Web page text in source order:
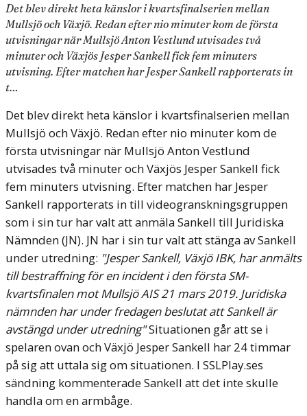
Det blev direkt heta känslor i kvartsfinalserien mellan
Mullsjö och Växjö. Redan efter nio minuter kom de första
utvisningar när Mullsjö Anton Vestlund utvisades två
minuter och Växjös Jesper Sankell fick fem minuters
utvisning. Efter matchen har Jesper Sankell rapporterats in
t…
Det blev direkt heta känslor i kvartsfinalserien mellan
Mullsjö och Växjö. Redan efter nio minuter kom de
första utvisningar när Mullsjö Anton Vestlund
utvisades två minuter och Växjös Jesper Sankell fick
fem minuters utvisning. Efter matchen har Jesper
Sankell rapporterats in till videogranskningsgruppen
som i sin tur har valt att anmäla Sankell till Juridiska
Nämnden (JN). JN har i sin tur valt att stänga av Sankell
under utredning: "Jesper Sankell, Växjö IBK, har anmälts
till bestraffning för en incident i den första SM-
kvartsfinalen mot Mullsjö AIS 21 mars 2019. Juridiska
nämnden har under fredagen beslutat att Sankell är
avstängd under utredning"Situationen går att se i
spelaren ovan och Växjö Jesper Sankell har 24 timmar
på sig att uttala sig om situationen. I SSLPlay.ses
sändning kommenterade Sankell att det inte skulle
handla om en armbåge.